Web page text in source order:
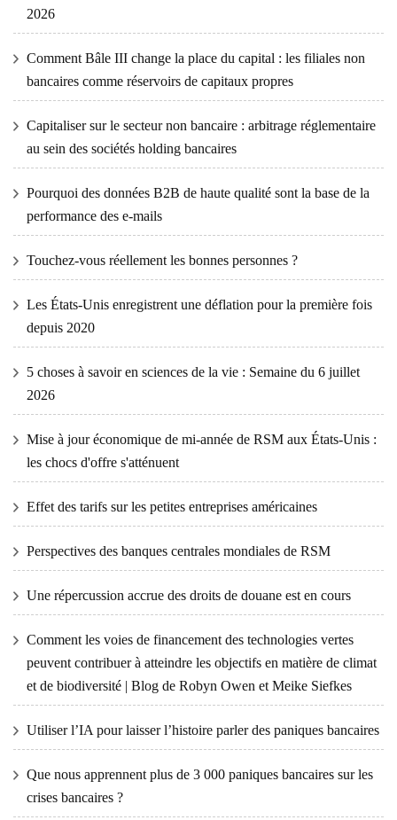
2026
Comment Bâle III change la place du capital : les filiales non
bancaires comme réservoirs de capitaux propres
Capitaliser sur le secteur non bancaire : arbitrage réglementaire
au sein des sociétés holding bancaires
Pourquoi des données B2B de haute qualité sont la base de la
performance des e-mails
Touchez-vous réellement les bonnes personnes ?
Les États-Unis enregistrent une déflation pour la première fois
depuis 2020
5 choses à savoir en sciences de la vie : Semaine du 6 juillet
2026
Mise à jour économique de mi-année de RSM aux États-Unis :
les chocs d'offre s'atténuent
Effet des tarifs sur les petites entreprises américaines
Perspectives des banques centrales mondiales de RSM
Une répercussion accrue des droits de douane est en cours
Comment les voies de financement des technologies vertes
peuvent contribuer à atteindre les objectifs en matière de climat
et de biodiversité | Blog de Robyn Owen et Meike Siefkes
Utiliser l’IA pour laisser l’histoire parler des paniques bancaires
Que nous apprennent plus de 3 000 paniques bancaires sur les
crises bancaires ?